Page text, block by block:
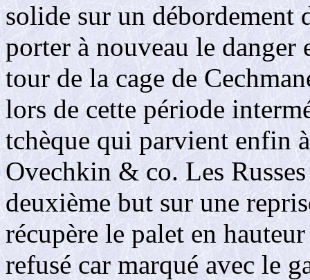
solide sur un débordement
porter à nouveau le danger
tour de la cage de
lors de cette période
tchèque qui parvient enfin
Ovechkin & co. Les
deuxième but sur une
récupère le palet en
refusé car marqué avec le